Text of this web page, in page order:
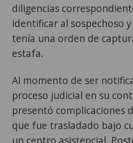
diligencias
identificar al sospechoso
tenía una orden de
estafa.
Al momento de ser
proceso judicial en su
presentó complicaciones
que fue trasladado bajo
un centro asistencial.